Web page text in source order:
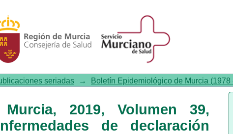
2019, Volumen 39,
seriadas → Boletín Epidemiológico de Murcia (1978
2019, Volumen 39,
de declaración